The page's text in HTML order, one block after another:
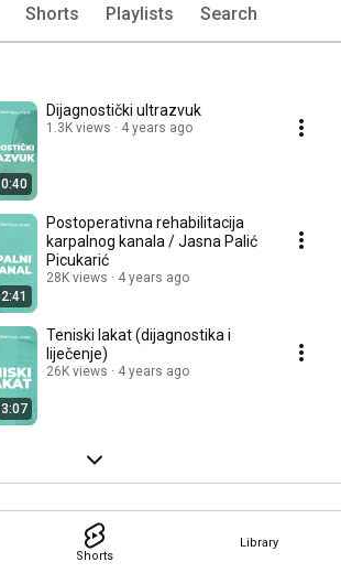
Shorts
Library
Shorts Playlists Search
0:40
Dijagnostički ultrazvuk
1.3K views 4 years ago
2:41
Postoperativna rehabilitacija
karpalnog kanala / Jasna Palić
Picukarić
28K views 4 years ago
3:07
Teniski lakat (dijagnostika i
liječenje)
26K views 4 years ago